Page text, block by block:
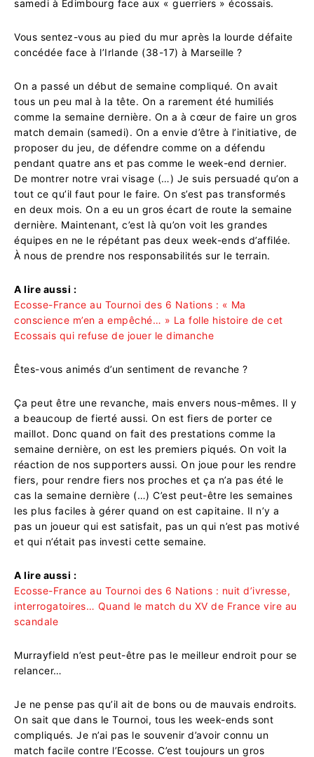
samedi à Edimbourg face aux « guerriers » écossais.
Vous sentez-vous au pied du mur après la lourde défaite
concédée face à l’Irlande (38-17) à Marseille ?
On a passé un début de semaine compliqué. On avait
tous un peu mal à la tête. On a rarement été humiliés
comme la semaine dernière. On a à cœur de faire un gros
match demain (samedi). On a envie d’être à l’initiative, de
proposer du jeu, de défendre comme on a défendu
pendant quatre ans et pas comme le week-end dernier.
De montrer notre vrai visage (…) Je suis persuadé qu’on a
tout ce qu’il faut pour le faire. On s’est pas transformés
en deux mois. On a eu un gros écart de route la semaine
dernière. Maintenant, c’est là qu’on voit les grandes
équipes en ne le répétant pas deux week-ends d’affilée.
À nous de prendre nos responsabilités sur le terrain.
A lire aussi :
Ecosse-France au Tournoi des 6 Nations : « Ma
conscience m’en a empêché… » La folle histoire de cet
Ecossais qui refuse de jouer le dimanche
Êtes-vous animés d’un sentiment de revanche ?
Ça peut être une revanche, mais envers nous-mêmes. Il y
a beaucoup de fierté aussi. On est fiers de porter ce
maillot. Donc quand on fait des prestations comme la
semaine dernière, on est les premiers piqués. On voit la
réaction de nos supporters aussi. On joue pour les rendre
fiers, pour rendre fiers nos proches et ça n’a pas été le
cas la semaine dernière (…) C’est peut-être les semaines
les plus faciles à gérer quand on est capitaine. Il n’y a
pas un joueur qui est satisfait, pas un qui n’est pas motivé
et qui n’était pas investi cette semaine.
A lire aussi :
Ecosse-France au Tournoi des 6 Nations : nuit d’ivresse,
interrogatoires… Quand le match du XV de France vire au
scandale
Murrayfield n’est peut-être pas le meilleur endroit pour se
relancer…
Je ne pense pas qu’il ait de bons ou de mauvais endroits.
On sait que dans le Tournoi, tous les week-ends sont
compliqués. Je n’ai pas le souvenir d’avoir connu un
match facile contre l’Ecosse. C’est toujours un gros